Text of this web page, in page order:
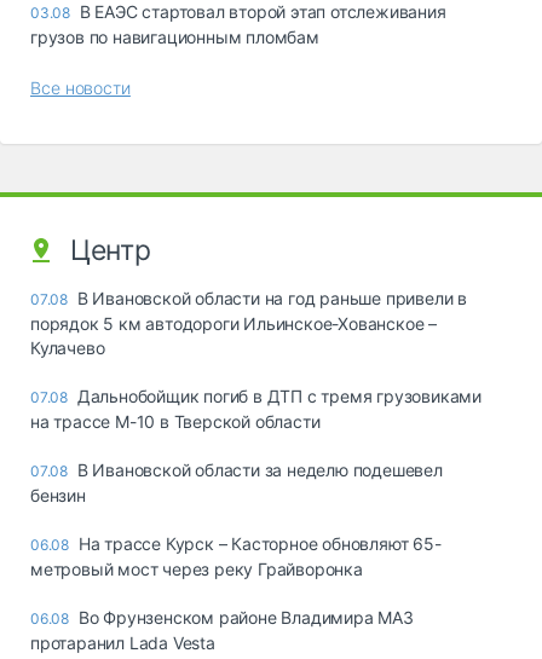
03.08 В ЕАЭС стартовал второй этап отслеживания
грузов по навигационным пломбам
Все новости
Центр
07.08 В Ивановской области на год раньше привели в
порядок 5 км автодороги Ильинское-Хованское –
Кулачево
07.08 Дальнобойщик погиб в ДТП с тремя грузовиками
на трассе М-10 в Тверской области
07.08 В Ивановской области за неделю подешевел
бензин
06.08 На трассе Курск – Касторное обновляют 65-
метровый мост через реку Грайворонка
06.08 Во Фрунзенском районе Владимира МАЗ
протаранил Lada Vesta